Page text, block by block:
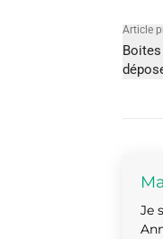
Article
Je